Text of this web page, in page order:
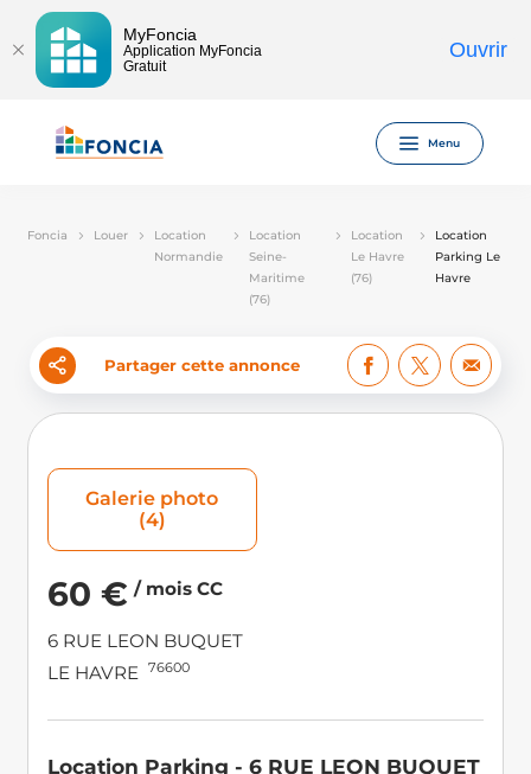
MyFoncia
Application MyFoncia
Gratuit
Ouvrir
Menu
Foncia Louer
Location
Normandie
Location
Seine-
Maritime
(76)
Location
Le Havre
(76)
Location
Parking Le
Havre
Partager cette annonce
Galerie photo
(4)
Location Parking - 6 RUE LEON BUQUET
60 € / mois CC
6 RUE LEON BUQUET
LE HAVRE 76600